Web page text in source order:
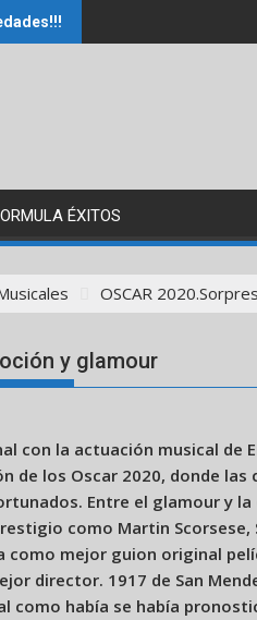
ÉXITOS
OSCAR
y glamour
con la actuación musical de
de los Oscar 2020, donde
Entre el glamour y
como Martin Scorsese,
como mejor guion original
director. 1917 de San
como había se había